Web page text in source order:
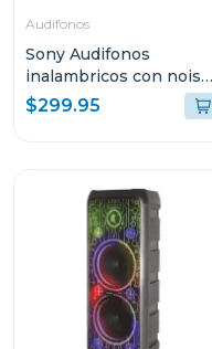
Audifonos
Sony Audifonos
inalambricos con noise
cancelling wf1000xm5
negro
$299.95